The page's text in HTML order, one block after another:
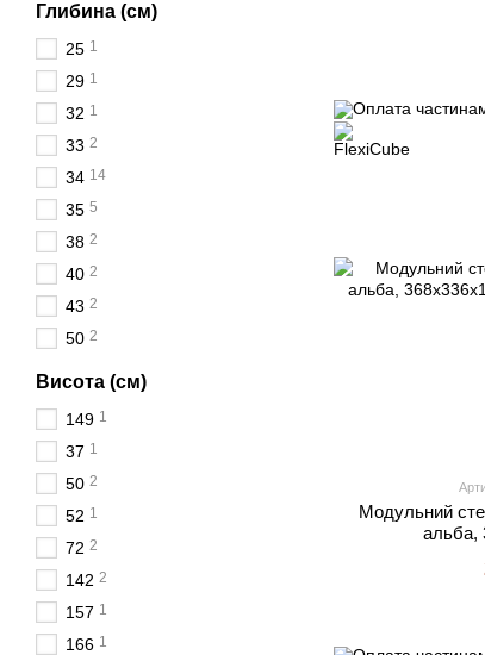
Модульний
альба,
Глибина (см)
25 1
29 1
32 1
33 2
34 14
35 5
38 2
40 2
43 2
50 2
Висота (см)
149 1
37 1
50 2
52 1
72 2
142 2
157 1
166 1